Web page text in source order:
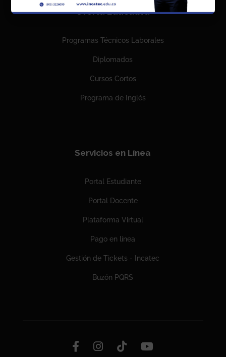
Oferta Educativa
Programas Técnicos Laborales
Diplomados
Cursos Cortos
Programa de Inglés
Servicios en Línea
Portal Estudiante
Portal Docente
Plataforma Virtual
Pago en línea
Gestión de Tickets - Incatec
Buzón PQRS